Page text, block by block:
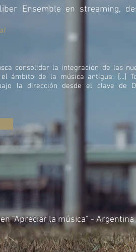
Ensemble en streaming,
consolidar la integración de las
ámbito de la música antigua. [...]
la dirección desde el clave de
en "Apreciar la música" - Argentina